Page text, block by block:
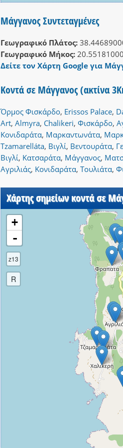
Μάγγανος Συντεταγμένες
Γεωγραφικό Πλάτος:
Γεωγραφικό Μήκος:
Δείτε τον Χάρτη Google για
Κοντά σε Μάγγανος (ακτίνα
Όρμος Φισκάρδο, Erissos Palace,
Art, Almyra, Chalikeri, Φισκάρδο,
Κονιδαράτα, Μαρκαντωνάτα,
Tzamarelláta, Βιγλί, Βεντουράτα,
Βιγλί, Κατσαράτα, Μάγγανος,
Αγριλιάς, Κονιδαράτα, Τουλιάτα,
Χάρτης σημείων κοντά σε
+
-
z13
R